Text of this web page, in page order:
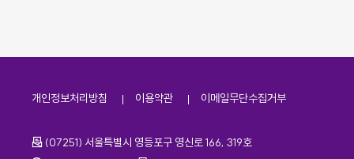
개인정보처리방침 이용약관 이메일무단수집거부
주소
(07251) 서울특별시 영등포구 영신로 166, 319호